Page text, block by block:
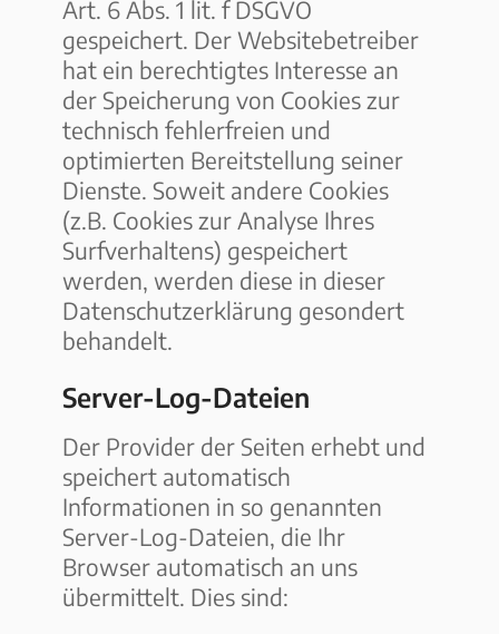
Art. 6 Abs. 1 lit. f DSGVO
gespeichert. Der Websitebetreiber
hat ein berechtigtes Interesse an
der Speicherung von Cookies zur
technisch fehlerfreien und
optimierten Bereitstellung seiner
Dienste. Soweit andere Cookies
(z.B. Cookies zur Analyse Ihres
Surfverhaltens) gespeichert
werden, werden diese in dieser
Datenschutzerklärung gesondert
behandelt.
Server-Log-Dateien
Der Provider der Seiten erhebt und
speichert automatisch
Informationen in so genannten
Server-Log-Dateien, die Ihr
Browser automatisch an uns
übermittelt. Dies sind: